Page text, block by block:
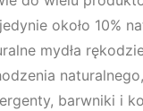
około 10%
mydła
barwniki i